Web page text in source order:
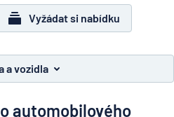
Hliníkové
Dekorační
Vinylové
Transparenty
Vyžádat si nabídku
a vozidla
automobilového